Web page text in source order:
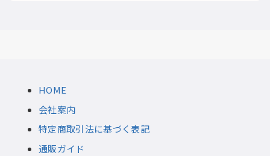
HOME
会社案内
特定商取引法に基づく表記
通販ガイド